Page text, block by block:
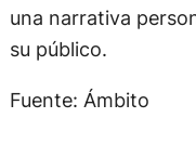
una narrativa
su público.
Fuente: Ámbito